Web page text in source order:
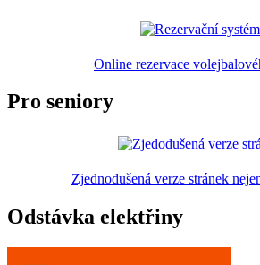
Online rezervace
Pro seniory
Zjednodušená verze stránek
Odstávka elektřiny